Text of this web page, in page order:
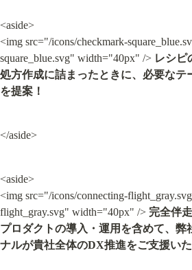
<aside>
<img src="/icons/checkmark-
square_blue.svg" width="40px" /> レシピ
処方作成に詰まったときに、必要なテ
を提案！
</aside>
<aside>
<img src="/icons/connecting-
flight_gray.svg" width="40px" /> 完全伴
プロダクトの導入・運用を含めて、弊
ナルが貴社全体のDX推進をご支援いた